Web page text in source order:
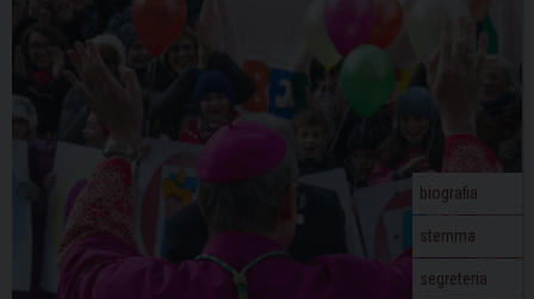
biografia
stemma
segreteria